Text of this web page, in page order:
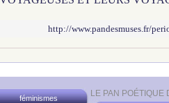
http://www.pandesmuses.fr/
LE PAN POÉTIQUE
féminismes